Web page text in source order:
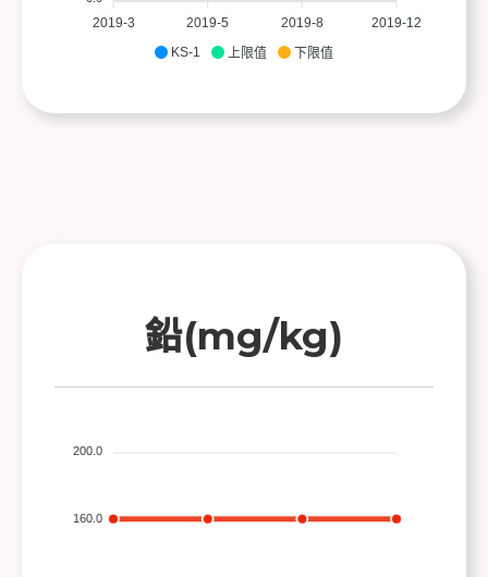
KS-1 上限值 下限值
2019-3 2019-5 2019-8 2019-12
鉛(mg/kg)
200.0
160.0